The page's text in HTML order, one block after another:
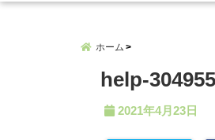
ホーム
help-
2021年4月23日